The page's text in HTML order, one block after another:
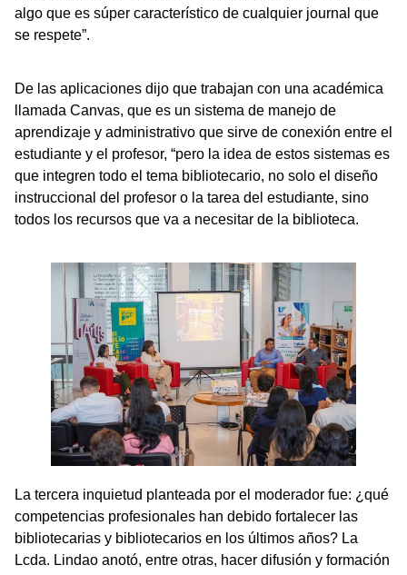
algo que es súper característico de cualquier journal que
se respete”.
De las aplicaciones dijo que trabajan con una académica
llamada Canvas, que es un sistema de manejo de
aprendizaje y administrativo que sirve de conexión entre el
estudiante y el profesor, “pero la idea de estos sistemas es
que integren todo el tema bibliotecario, no solo el diseño
instruccional del profesor o la tarea del estudiante, sino
todos los recursos que va a necesitar de la biblioteca.
La tercera inquietud planteada por el moderador fue: ¿qué
competencias profesionales han debido fortalecer las
bibliotecarias y bibliotecarios en los últimos años? La
Lcda. Lindao anotó, entre otras, hacer difusión y formación